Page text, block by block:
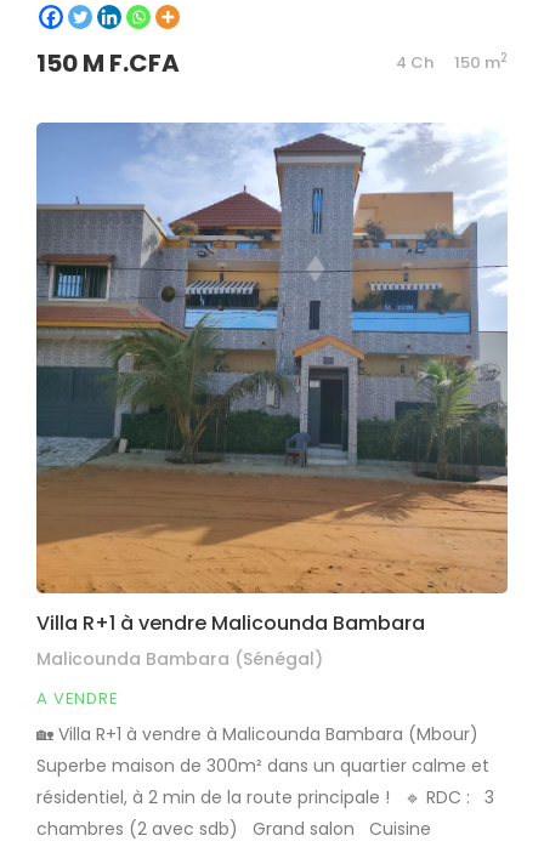
150 M F.CFA 4 Ch 150 m2
Villa R+1 à vendre Malicounda Bambara
Malicounda Bambara (Sénégal)
A VENDRE
🏡 Villa R+1 à vendre à Malicounda Bambara (Mbour)
Superbe maison de 300m² dans un quartier calme et
résidentiel, à 2 min de la route principale ! 🔹 RDC : 3
chambres (2 avec sdb) Grand salon Cuisine